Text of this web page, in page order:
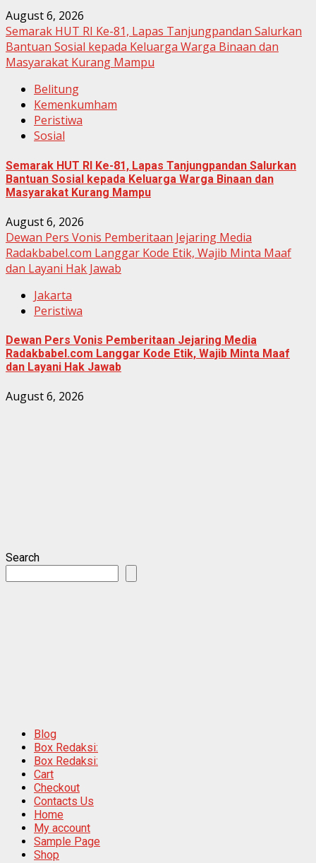
August 6, 2026
Semarak HUT RI Ke-81, Lapas Tanjungpandan Salurkan
Bantuan Sosial kepada Keluarga Warga Binaan dan
Masyarakat Kurang Mampu
Belitung
Kemenkumham
Peristiwa
Sosial
Semarak HUT RI Ke-81, Lapas Tanjungpandan Salurkan
Bantuan Sosial kepada Keluarga Warga Binaan dan
Masyarakat Kurang Mampu
August 6, 2026
Dewan Pers Vonis Pemberitaan Jejaring Media
Radakbabel.com Langgar Kode Etik, Wajib Minta Maaf
dan Layani Hak Jawab
Jakarta
Peristiwa
Dewan Pers Vonis Pemberitaan Jejaring Media
Radakbabel.com Langgar Kode Etik, Wajib Minta Maaf
dan Layani Hak Jawab
August 6, 2026
Search
Blog
Box Redaksi:
Box Redaksi:
Cart
Checkout
Contacts Us
Home
My account
Sample Page
Shop